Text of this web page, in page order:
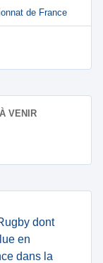
de France
À VENIR
dont
en
dans la